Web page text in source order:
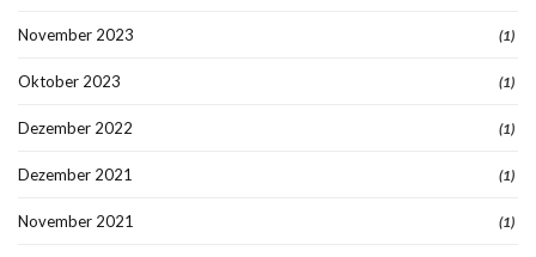
November 2023 (1)
Oktober 2023 (1)
Dezember 2022 (1)
Dezember 2021 (1)
November 2021 (1)